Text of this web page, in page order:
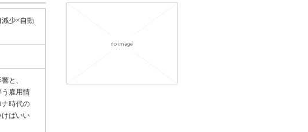
少×自動
と、
う雇用情
ナ時代の
けばいい